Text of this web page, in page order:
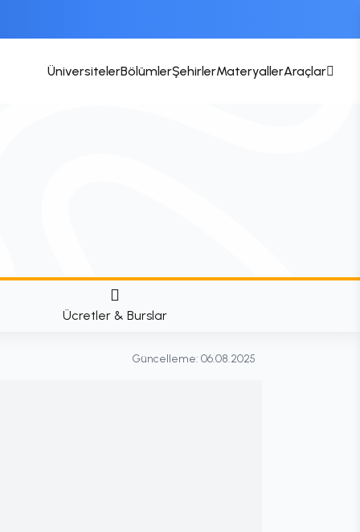
ÜniversitelerBölümlerŞehirlerMateryallerAraçlar
Ücretler & Burslar
Güncelleme: 06.08.2025